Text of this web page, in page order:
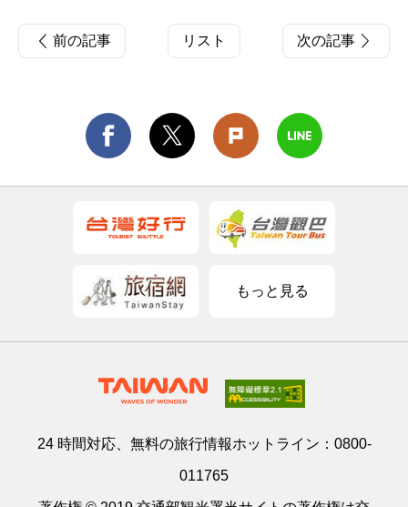
前の記事 リスト 次の記事
もっと見る
24 時間対応、無料の旅行情報ホットライン： 0800-
011765